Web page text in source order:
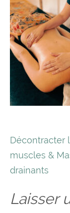
de
l’article
Décontracter
muscles &
drainants
Laisser